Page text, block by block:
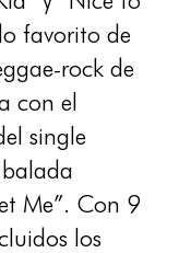
favorito de
rock de
con el
single
balada
Me”. Con 9
los